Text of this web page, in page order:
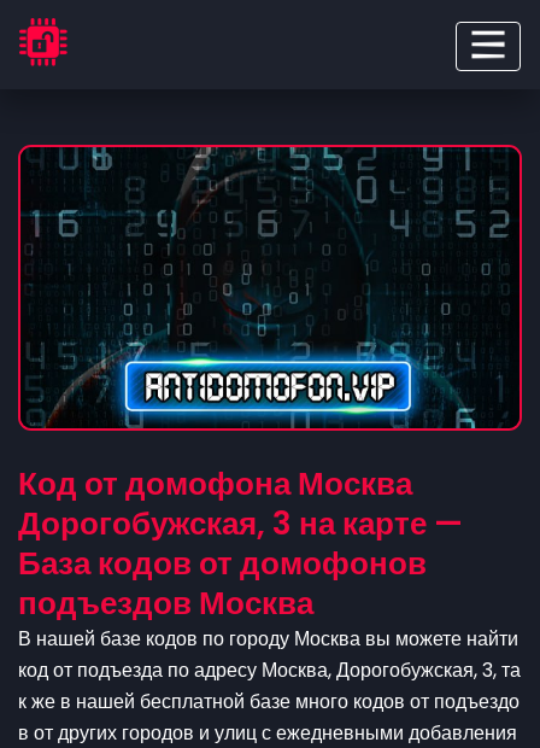
Код от домофона Москва
Дорогобужская, 3 на карте —
База кодов от домофонов
подъездов Москва
В нашей базе кодов по городу Москва вы можете найти
код от подъезда по адресу Москва, Дорогобужская, 3, та
к же в нашей бесплатной базе много кодов от подъездо
в от других городов и улиц с ежедневными добавления